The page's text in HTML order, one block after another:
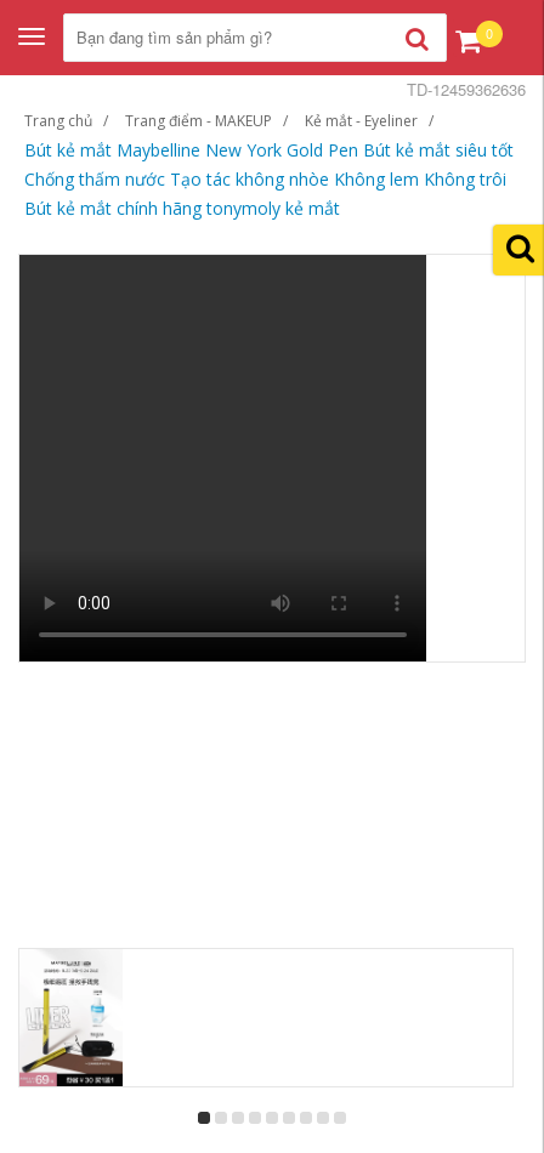
Toggle
navigation
0
Trang chủ Trang điểm - MAKEUP Kẻ mắt - Eyeliner
Bút kẻ mắt Maybelline New York Gold Pen Bút kẻ mắt siêu tốt
Chống thấm nước Tạo tác không nhòe Không lem Không trôi
Bút kẻ mắt chính hãng tonymoly kẻ mắt
TD-12459362636